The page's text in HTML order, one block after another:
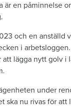
är en påminnelse
och en anställd
i
lägga nytt golv i
under
ska nu rivas för att